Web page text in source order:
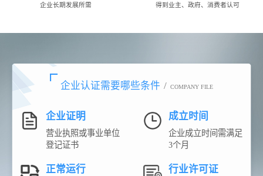
企业长期发展所需 得到业主、政府、消费者认可
企业认证需要哪些条件 / COMPANY FILE
企业证明
营业执照或事业单位
登记证书
成立时间
企业成立时间需满足
3个月
正常运行 行业许可证